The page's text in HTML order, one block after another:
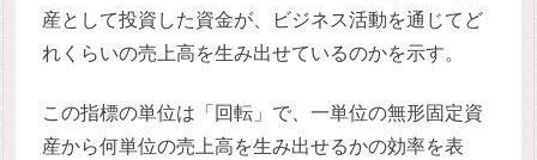
産として投資した資金が、ビジネス活動を通じてど
れくらいの売上高を生み出せているのかを示す。
この指標の単位は「回転」で、一単位の無形固定資
産から何単位の売上高を生み出せるかの効率を表